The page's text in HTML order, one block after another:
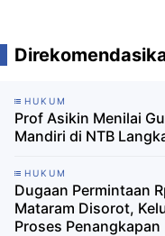
HUKUM
‎Prof Asikin Menilai
Mandiri di NTB
HUKUM
Dugaan Permintaan
Mataram Disorot,
Proses Penangkapan